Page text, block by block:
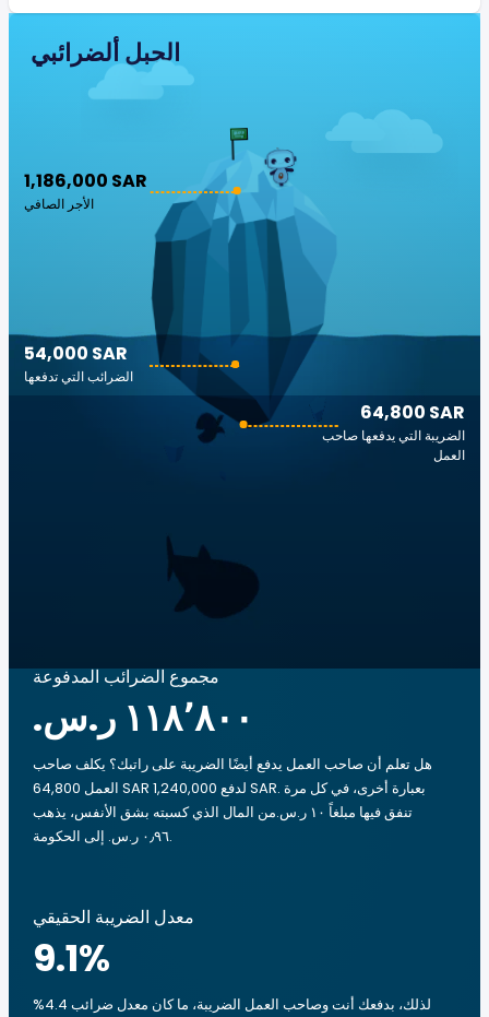
الجبل ألضرائبي
1,186,000 SAR
الأجر الصافي
64,800 SAR
الضريبة التي يدفعها صاحب
العمل
54,000 SAR
الضرائب التي تدفعها
مجموع الضرائب المدفوعة
هل تعلم أن صاحب العمل يدفع أيضًا الضريبة على راتبك؟ يكلف صاحب
العمل 64,800 SAR لدفع 1,240,000 SAR. بعبارة أخرى، في كل مرة
تنفق فيها مبلغاً ‏١٠ ر.س.‏من المال الذي كسبته بشق الأنفس، يذهب
‏٠٫٩٦ ر.س.‏ إلى الحكومة.
معدل الضريبة الحقيقي
9.1%
لذلك، بدفعك أنت وصاحب العمل الضريبة، ما كان معدل ضرائب 4.4%